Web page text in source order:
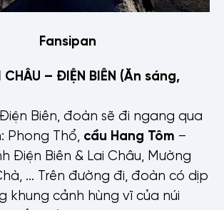
Fansipan
CHÂU – ĐIỆN BIÊN (Ăn sáng,
Biên, đoàn sẽ đi ngang qua
Phong Thổ, cầu Hang Tôm –
Điện Biên & Lai Châu, Mường
… Trên đường đi, đoàn có dịp
khung cảnh hùng vĩ của núi